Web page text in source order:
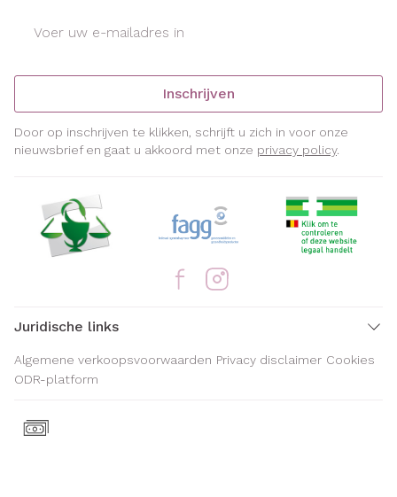
Inschrijven
Door op inschrijven te klikken, schrijft u zich in voor onze
nieuwsbrief en gaat u akkoord met onze privacy policy.
Juridische links
Algemene verkoopsvoorwaarden Privacy disclaimer Cookies
ODR-platform